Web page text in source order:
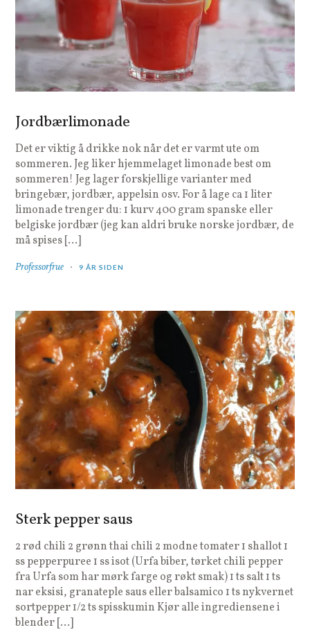
Jordbærlimonade
Det er viktig å drikke nok når det er varmt ute om
sommeren. Jeg liker hjemmelaget limonade best om
sommeren! Jeg lager forskjellige varianter med
bringebær, jordbær, appelsin osv. For å lage ca 1 liter
limonade trenger du: 1 kurv 400 gram spanske eller
belgiske jordbær (jeg kan aldri bruke norske jordbær, de
må spises […]
Professorfrue 9 ÅR SIDEN
Sterk pepper saus
2 rød chili 2 grønn thai chili 2 modne tomater 1 shallot 1
ss pepperpuree 1 ss isot (Urfa biber, tørket chili pepper
fra Urfa som har mørk farge og røkt smak) 1 ts salt 1 ts
nar eksisi, granateple saus eller balsamico 1 ts nykvernet
sortpepper 1/2 ts spisskumin Kjør alle ingrediensene i
blender […]